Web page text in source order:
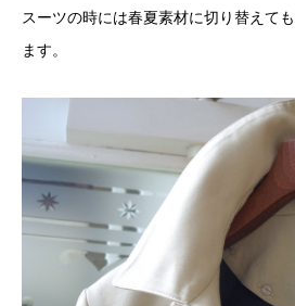
スーツの時には春夏素材に切り替えて
ます。